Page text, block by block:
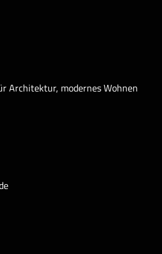
Architektur, modernes Wohnen